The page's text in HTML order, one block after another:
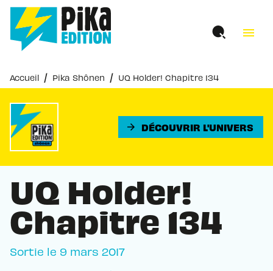
MENU RECHERCHE
PIED DE PAGE
menu
Accueil / Pika Shônen / UQ Holder! Chapitre 134
arrow_forward DÉCOUVRIR L'UNIVERS
UQ Holder!
Chapitre 134
Sortie le 9 mars 2017